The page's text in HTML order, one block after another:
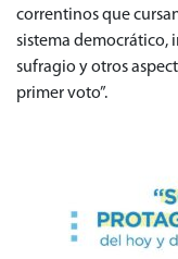
correntinos que
sistema democrático,
sufragio y otros
primer voto”.